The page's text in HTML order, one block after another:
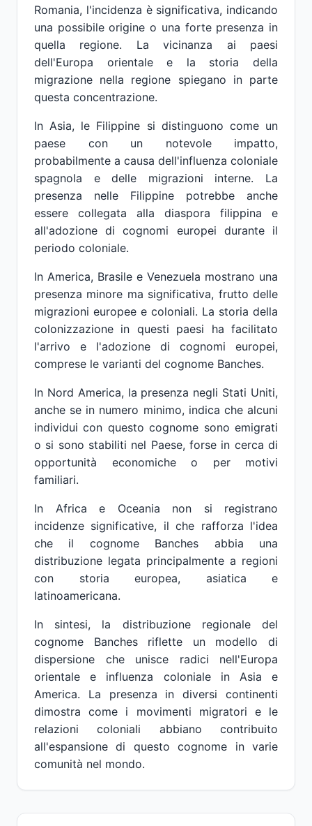
Romania, l'incidenza è significativa, indicando
una possibile origine o una forte presenza in
quella regione. La vicinanza ai paesi
dell'Europa orientale e la storia della
migrazione nella regione spiegano in parte
questa concentrazione.
In Asia, le Filippine si distinguono come un
paese con un notevole impatto,
probabilmente a causa dell'influenza coloniale
spagnola e delle migrazioni interne. La
presenza nelle Filippine potrebbe anche
essere collegata alla diaspora filippina e
all'adozione di cognomi europei durante il
periodo coloniale.
In America, Brasile e Venezuela mostrano una
presenza minore ma significativa, frutto delle
migrazioni europee e coloniali. La storia della
colonizzazione in questi paesi ha facilitato
l'arrivo e l'adozione di cognomi europei,
comprese le varianti del cognome Banches.
In Nord America, la presenza negli Stati Uniti,
anche se in numero minimo, indica che alcuni
individui con questo cognome sono emigrati
o si sono stabiliti nel Paese, forse in cerca di
opportunità economiche o per motivi
familiari.
In Africa e Oceania non si registrano
incidenze significative, il che rafforza l'idea
che il cognome Banches abbia una
distribuzione legata principalmente a regioni
con storia europea, asiatica e
latinoamericana.
In sintesi, la distribuzione regionale del
cognome Banches riflette un modello di
dispersione che unisce radici nell'Europa
orientale e influenza coloniale in Asia e
America. La presenza in diversi continenti
dimostra come i movimenti migratori e le
relazioni coloniali abbiano contribuito
all'espansione di questo cognome in varie
comunità nel mondo.